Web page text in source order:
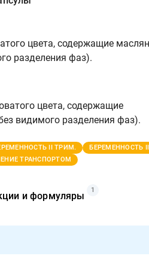
цвета, содержащие
разделения фаз).
цвета, содержащие
видимого разделения фаз).
II ТРИМ.
БЕРЕМЕННОСТЬ
ТРАНСПОРТОМ
и формуляры
1